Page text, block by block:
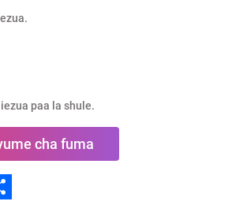
paa la shule.
cha fuma